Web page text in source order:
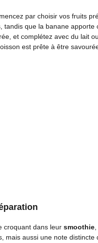
par choisir vos fruits
tandis que la banane
et complétez avec du lait
est prête à être
croquant dans leur smoothie
mais aussi une note